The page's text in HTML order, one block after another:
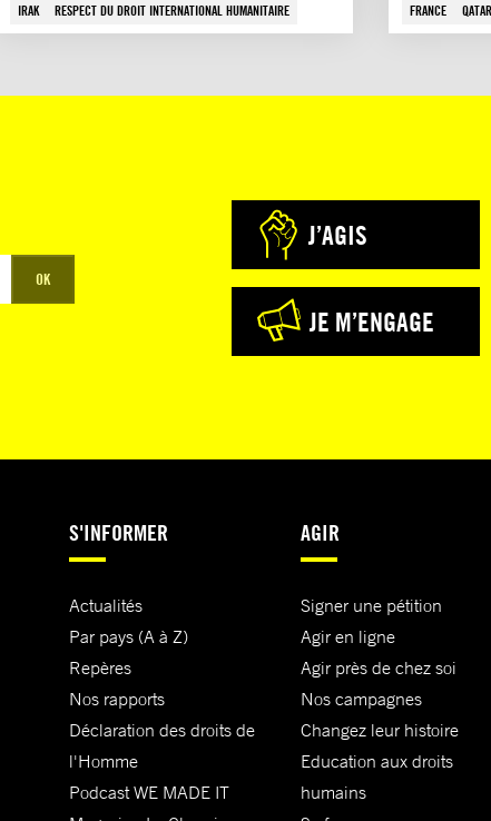
IRAK RESPECT DU DROIT INTERNATIONAL HUMANITAIRE FRANCE QATAR
OK
J’AGIS
JE M’ENGAGE
S'INFORMER
Actualités
Par pays (A à Z)
Repères
Nos rapports
Déclaration des droits de
l'Homme
Podcast WE MADE IT
AGIR
Signer une pétition
Agir en ligne
Agir près de chez soi
Nos campagnes
Changez leur histoire
Education aux droits
humains